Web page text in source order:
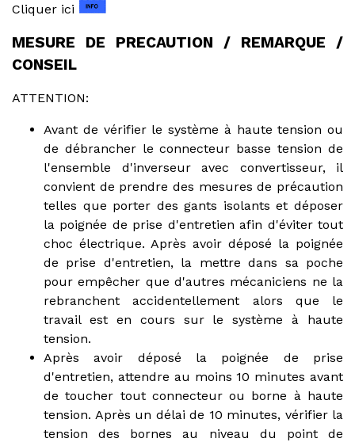
Cliquer ici
MESURE DE PRECAUTION / REMARQUE /
CONSEIL
ATTENTION:
Avant de vérifier le système à haute tension ou
de débrancher le connecteur basse tension de
l'ensemble d'inverseur avec convertisseur, il
convient de prendre des mesures de précaution
telles que porter des gants isolants et déposer
la poignée de prise d'entretien afin d'éviter tout
choc électrique. Après avoir déposé la poignée
de prise d'entretien, la mettre dans sa poche
pour empêcher que d'autres mécaniciens ne la
rebranchent accidentellement alors que le
travail est en cours sur le système à haute
tension.
Après avoir déposé la poignée de prise
d'entretien, attendre au moins 10 minutes avant
de toucher tout connecteur ou borne à haute
tension. Après un délai de 10 minutes, vérifier la
tension des bornes au niveau du point de